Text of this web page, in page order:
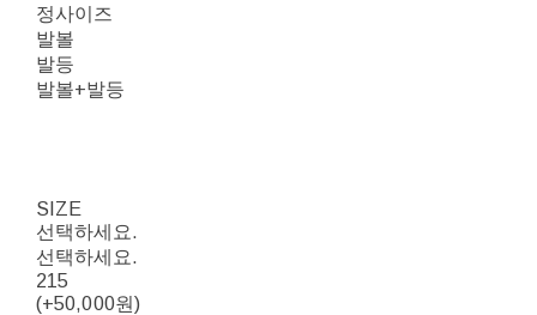
정사이즈
발볼
발등
발볼+발등
SIZE
선택하세요.
선택하세요.
215
(+50,000원)